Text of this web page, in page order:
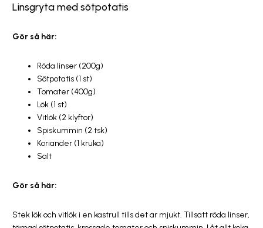
Linsgryta med sötpotatis
Gör så här:
Röda linser (200g)
Sötpotatis (1 st)
Tomater (400g)
Lök (1 st)
Vitlök (2 klyftor)
Spiskummin (2 tsk)
Koriander (1 kruka)
Salt
Gör så här:
Stek lök och vitlök i en kastrull tills det är mjukt. Tillsätt röda linser,